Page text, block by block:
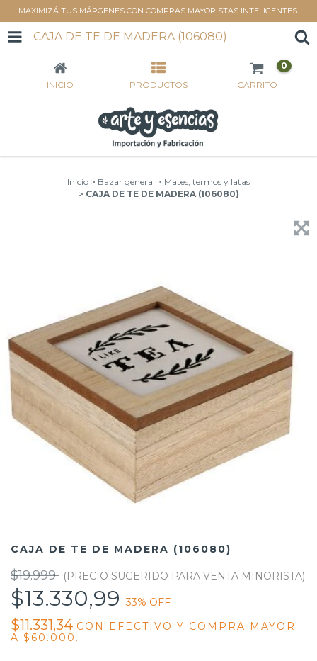
MAXIMIZÁ TUS MÁRGENES CON COMPRAS MAYORISTAS INTELIGENTES.
CAJA DE TE DE MADERA (106080)
INICIO PRODUCTOS CARRITO
0
Inicio > Bazar general > Mates, termos y latas
> CAJA DE TE DE MADERA (106080)
CAJA DE TE DE MADERA (106080)
$19.999
$13.330,9933% OFF
$11.331,34 CON
EFECTIVO Y COMPRA MAYOR
A $60.000.